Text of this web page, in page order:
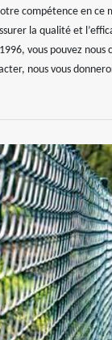
compétence en ce
la qualité et
vous pouvez
nous vous